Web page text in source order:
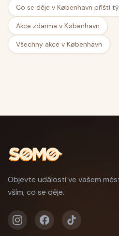
Co se děje v København příští
Akce zdarma v København
Všechny akce v København
Objevte události ve vašem
vším, co se děje.